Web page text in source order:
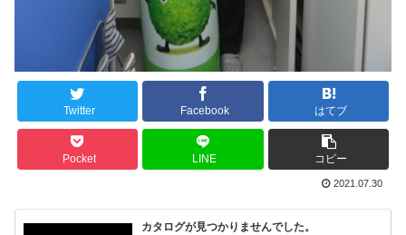
Twitter Facebook はてブ
Pocket LINE コピー
2021.07.30
カタログが見つかりませんでした。